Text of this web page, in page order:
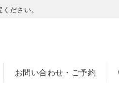
ださい。
お問い合わせ・ご予約